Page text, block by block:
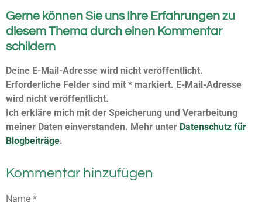
r
t
u
g
:
0
S
t
e
n
e
r
e
r
e
e
r
e
e
r
e
e
r
e
t
u
b
s
n
d
e
Gerne können Sie uns Ihre Erfahrungen zu
diesem Thema durch einen Kommentar
schildern
Deine E-Mail-Adresse wird nicht veröffentlicht.
Erforderliche Felder sind mit * markiert. E-Mail-Adresse
wird nicht veröffentlicht.
Ich erkläre mich mit der Speicherung und Verarbeitung
meiner Daten einverstanden. Mehr unter Datenschutz für
Blogbeiträge.
Kommentar hinzufügen
Name *